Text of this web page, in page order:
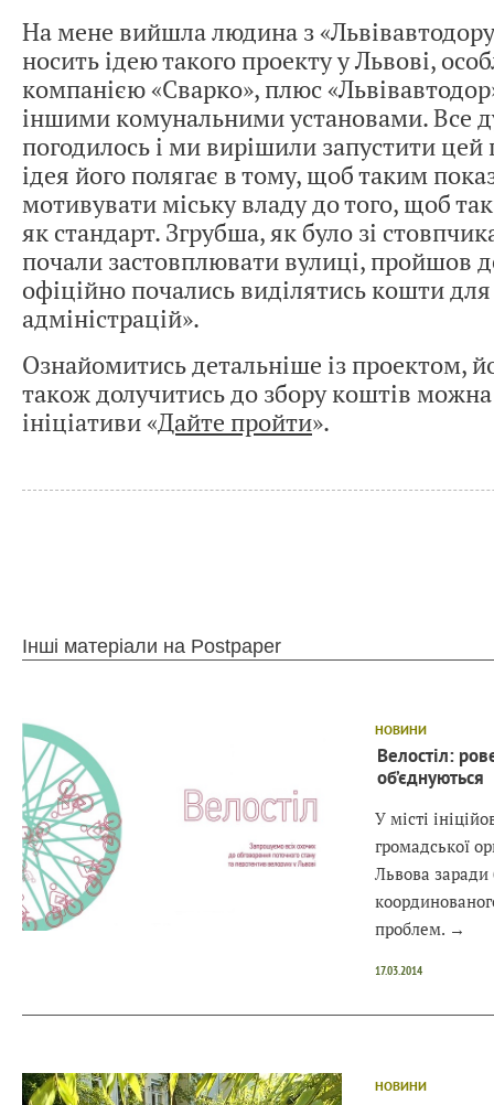
На мене вийшла людина з
носить ідею такого проекту у Львові,
компанією «Сварко», плюс
іншими комунальними установами. Все
погодилось і ми вирішили запустити цей
ідея його полягає в тому, щоб таким
мотивувати міську владу до того, щоб
як стандарт. Згрубша, як було зі
почали застовплювати вулиці, пройшов
офіційно почались виділятись кошти
адміністрацій».
Ознайомитись детальніше із проектом,
також долучитись до збору коштів можна
ініціативи «Дайте пройти».
Інші матеріали на Postpaper
НОВИНИ
Велостіл:
об’єднуються
У місті
громадської
Львова заради
проблем. →
17.03.2014
НОВИНИ